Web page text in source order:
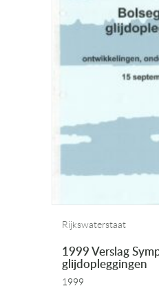
Rijkswaterstaat
1999 Verslag
glijdopleggingen
1999